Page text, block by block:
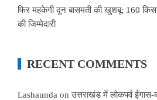
फिर महकेगी दून बासमती की खुशबू: 160
की जिम्मेदारी
RECENT COMMENTS
Lashaunda onउत्तराखंड में लोकपर्व